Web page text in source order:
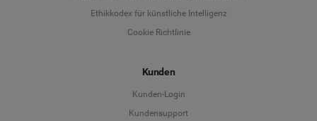
Ethikkodex für künstliche Intelligenz
Cookie Richtlinie
Kunden
Kunden-Login
Kundensupport